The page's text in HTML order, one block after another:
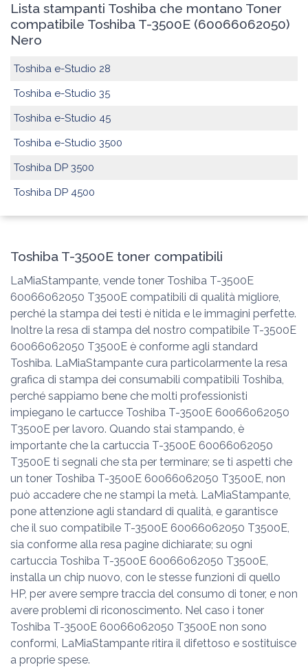
Lista stampanti Toshiba che montano Toner
compatibile Toshiba T-3500E (60066062050)
Nero
Toshiba e-Studio 28
Toshiba e-Studio 35
Toshiba e-Studio 45
Toshiba e-Studio 3500
Toshiba DP 3500
Toshiba DP 4500
Toshiba T-3500E toner compatibili
LaMiaStampante, vende toner Toshiba T-3500E
60066062050 T3500E compatibili di qualità migliore,
perché la stampa dei testi è nitida e le immagini perfette.
Inoltre la resa di stampa del nostro compatibile T-3500E
60066062050 T3500E è conforme agli standard
Toshiba. LaMiaStampante cura particolarmente la resa
grafica di stampa dei consumabili compatibili Toshiba,
perché sappiamo bene che molti professionisti
impiegano le cartucce Toshiba T-3500E 60066062050
T3500E per lavoro. Quando stai stampando, è
importante che la cartuccia T-3500E 60066062050
T3500E ti segnali che sta per terminare; se ti aspetti che
un toner Toshiba T-3500E 60066062050 T3500E, non
può accadere che ne stampi la metà. LaMiaStampante,
pone attenzione agli standard di qualità, e garantisce
che il suo compatibile T-3500E 60066062050 T3500E,
sia conforme alla resa pagine dichiarate; su ogni
cartuccia Toshiba T-3500E 60066062050 T3500E,
installa un chip nuovo, con le stesse funzioni di quello
HP, per avere sempre traccia del consumo di toner, e non
avere problemi di riconoscimento. Nel caso i toner
Toshiba T-3500E 60066062050 T3500E non sono
conformi, LaMiaStampante ritira il difettoso e sostituisce
a proprie spese.